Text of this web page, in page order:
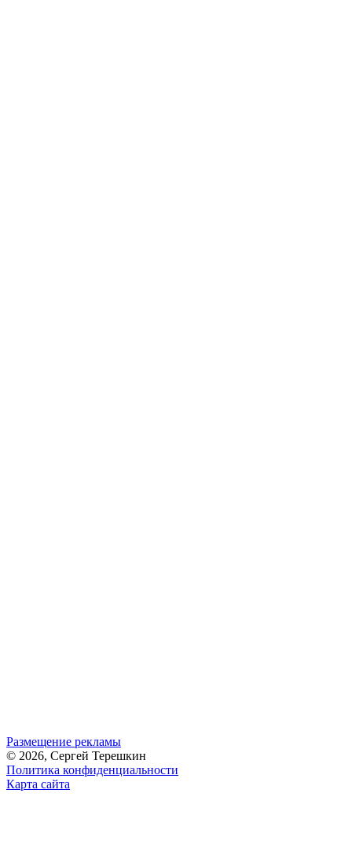
Размещение рекламы
© 2026, Сергей Терешкин
Политика конфиденциальности
Карта сайта